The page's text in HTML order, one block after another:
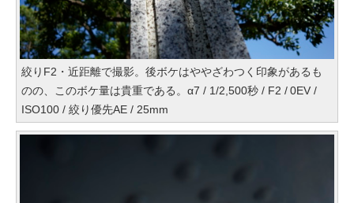
絞りF2・近距離で撮影。後ボケはややざわつく印象があるも
のの、このボケ量は貴重である。α7 / 1/2,500秒 / F2 / 0EV /
ISO100 / 絞り優先AE / 25mm